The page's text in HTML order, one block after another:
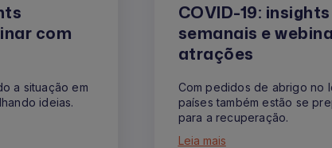
com
a situação em
ideias.
COVID-19: insights
semanais e
atrações
Com pedidos de abrigo no
países também estão se
para a recuperação.
Leia mais